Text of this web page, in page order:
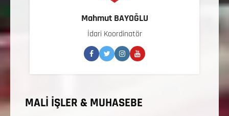
Mahmut BAYOĞLU
İdari Koordinatör
MALİ İŞLER & MUHASEBE